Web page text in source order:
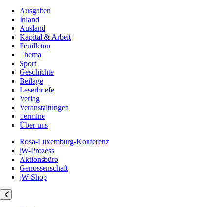
Ausgaben
Inland
Ausland
Kapital & Arbeit
Feuilleton
Thema
Sport
Geschichte
Beilage
Leserbriefe
Verlag
Veranstaltungen
Termine
Über uns
Rosa-Luxemburg-Konferenz
jW-Prozess
Aktionsbüro
Genossenschaft
jW-Shop